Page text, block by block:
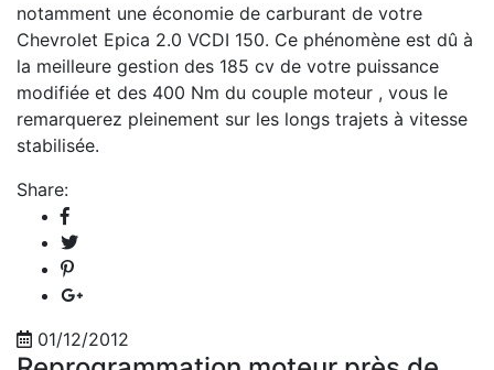
notamment une économie de carburant de votre
Chevrolet Epica 2.0 VCDI 150. Ce phénomène est dû à
la meilleure gestion des 185 cv de votre puissance
modifiée et des 400 Nm du couple moteur , vous le
remarquerez pleinement sur les longs trajets à vitesse
stabilisée.
Share:
01/12/2012